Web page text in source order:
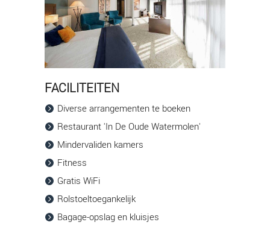
FACILITEITEN
Diverse arrangementen te boeken
Restaurant 'In De Oude Watermolen'
Mindervaliden kamers
Fitness
Gratis WiFi
Rolstoeltoegankelijk
Bagage-opslag en kluisjes